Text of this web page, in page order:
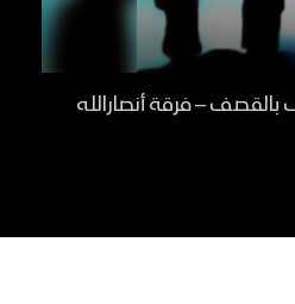
– فرقة أنصارالله